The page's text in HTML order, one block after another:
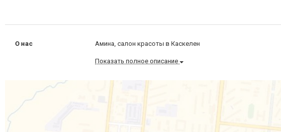
О нас Амина, салон красоты в Каскелен
Показать полное описание